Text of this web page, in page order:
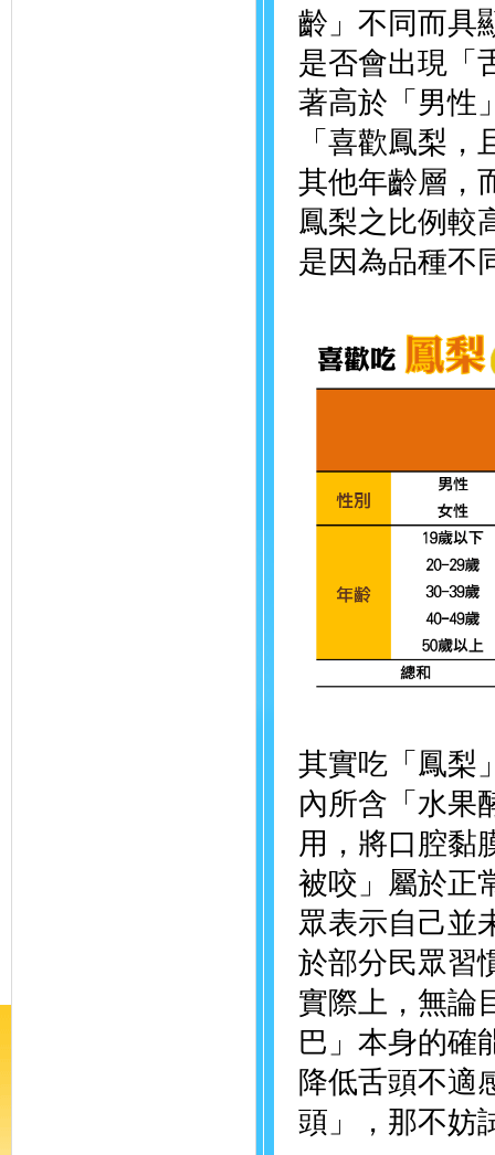
齡」不同而具
是否會出現「
著高於「男性
「喜歡鳳梨
其他年齡層，
鳳梨之比例較
是因為品種不
其實吃「鳳梨
內所含「水果
用，將口腔黏
被咬」屬於正
眾表示自己並
於部分民眾習
實際上，無論
巴」本身的確
降低舌頭不適
頭」，那不妨